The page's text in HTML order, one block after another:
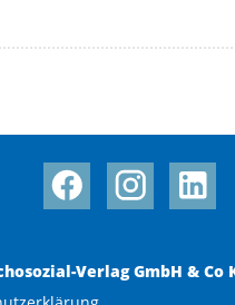
Verlag GmbH & Co